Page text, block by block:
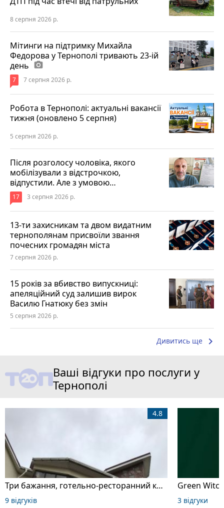
8 серпня 2026 р.
Мітинги на підтримку Михайла
Федорова у Тернополі тривають 23-ій
день photo_camera
7 7 серпня 2026 р.
Робота в Тернополі: актуальні вакансії
тижня (оновлено 5 серпня)
5 серпня 2026 р.
Після розголосу чоловіка, якого
мобілізували з відстрочкою,
відпустили. Але з умовою…
17 3 серпня 2026 р.
13-ти захисникам та двом видатним
тернополянам присвоїли звання
почесних громадян міста
7 серпня 2026 р.
15 років за вбивство випускниці:
апеляційний суд залишив вирок
Василю Гнатюку без змін
5 серпня 2026 р.
Дивитись ще keyboard_arrow_right
Ваші відгуки про послуги у
Тернополі
Три бажання, готельно-ресторанний комплекс
4.8
9 відгуків
Green
3 відгуки